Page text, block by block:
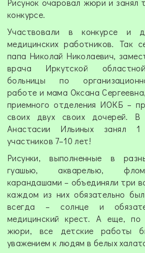
конкурсе.
Участвовали в конкурсе и
медицинских работников. Так
папа Николай Николаевич,
врача Иркутской
больницы по
работе и мама Оксана
приемного отделения ИОКБ –
своих двух своих дочерей. В
Анастасии Ильиных занял
участников 7–10 лет!
Рисунки, выполненные в
гуашью, акварелью,
карандашами – объединяли три
каждом из них обязательно
всегда – солнце и
медицинский крест. А еще, по
жюри, все детские работы
уважением к людям в белых